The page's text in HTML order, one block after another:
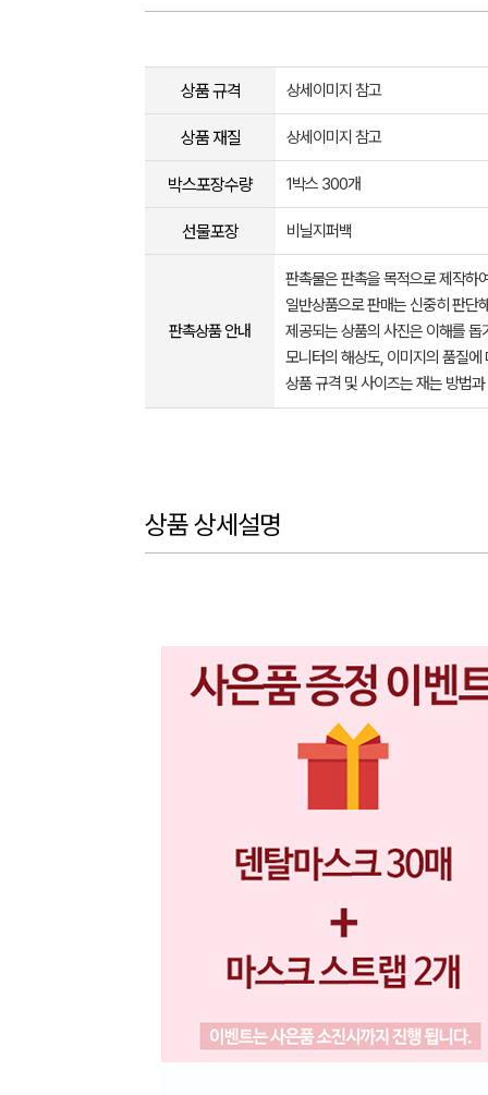
상품 규격 상세이미지 참고
상품 재질 상세이미지 참고
박스포장수량 1박스 300개
선물포장 비닐지퍼백
판촉상품 안내
판촉물은 판촉을 목적으로 제작하
일반상품으로 판매는 신중히 판단
제공되는 상품의 사진은 이해를
모니터의 해상도, 이미지의 품질
상품 규격 및 사이즈는 재는 방법
상품 상세설명